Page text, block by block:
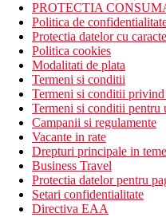
PROTECTIA
Politica de
Protectia datelor cu
Politica cookies
Modalitati de plata
Termeni si conditii
Termeni si conditii
Termeni si conditii pentru
Campanii si regulamente
Vacante in rate
Drepturi principale in
Business Travel
Protectia datelor pentru
Setari confidentialitate
Directiva EAA